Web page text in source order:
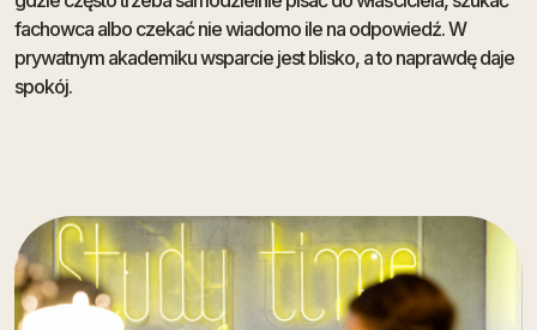
fachowca albo czekać nie wiadomo ile na odpowiedź. W
prywatnym akademiku wsparcie jest blisko, a to naprawdę daje
spokój.